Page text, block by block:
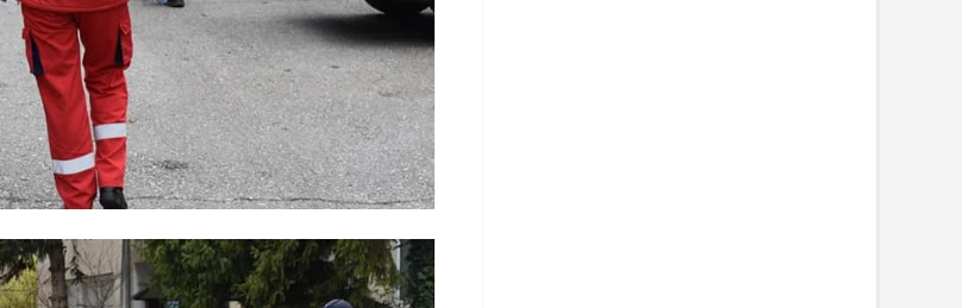
ДЕЈСТВУВАЊЕ
ПРИРАЧНИЦИ
ЕДУКАТИВНО ИНФОРМАТИВНИ МАТЕРИЈАЛИ